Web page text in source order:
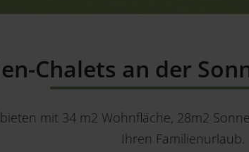
Chalets an der
mit 34 m2 Wohnfläche, 28m2
Ihren Familienurlaub.